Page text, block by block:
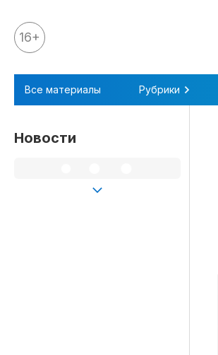
Все материалы
Аналитика
Аналитика
16+
Все материалы Рубрики
Новости